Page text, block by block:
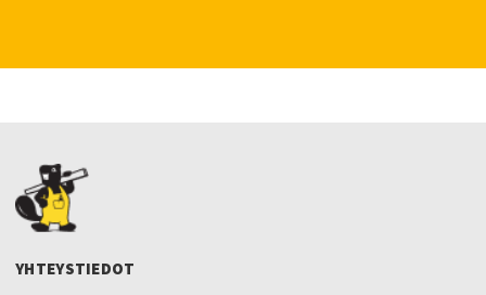
YHTEYSTIEDOT